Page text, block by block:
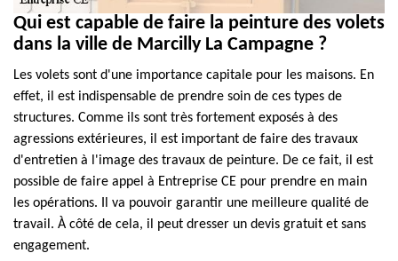
Qui est capable de faire la peinture des volets
dans la ville de Marcilly La Campagne ?
Les volets sont d'une importance capitale pour les maisons. En
effet, il est indispensable de prendre soin de ces types de
structures. Comme ils sont très fortement exposés à des
agressions extérieures, il est important de faire des travaux
d'entretien à l'image des travaux de peinture. De ce fait, il est
possible de faire appel à Entreprise CE pour prendre en main
les opérations. Il va pouvoir garantir une meilleure qualité de
travail. À côté de cela, il peut dresser un devis gratuit et sans
engagement.